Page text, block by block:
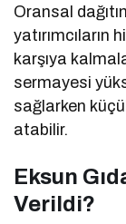
Oransal
yatırımcıların
karşıya
sermayesi
sağlarken
atabilir.
Eksun
Verildi?